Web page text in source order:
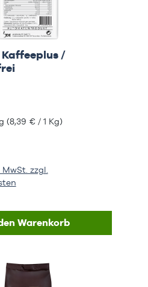
Kaffeeplus /
(8,39 € / 1 Kg)
zzgl.
Warenkorb